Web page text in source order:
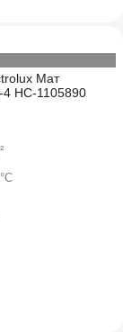
Мат
4 НС-1105890